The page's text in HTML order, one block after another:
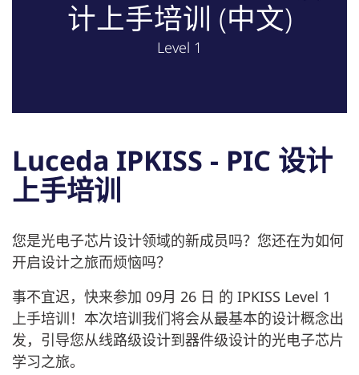
计上手培训 (中文)
Level 1
Luceda IPKISS - PIC 设计
上手培训
您是光电子芯片设计领域的新成员吗？您还在为如何
开启设计之旅而烦恼吗？
事不宜迟，快来参加 09月 26 日 的 IPKISS Level 1
上手培训！本次培训我们将会从最基本的设计概念出
发，引导您从线路级设计到器件级设计的光电子芯片
学习之旅。